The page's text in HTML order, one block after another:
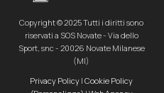
Copyright © 2025 Tutti i diritti sono
riservati a SOS Novate - Via dello
Sport, snc - 20026 Novate Milanese
(MI)
Privacy Policy | Cookie Policy